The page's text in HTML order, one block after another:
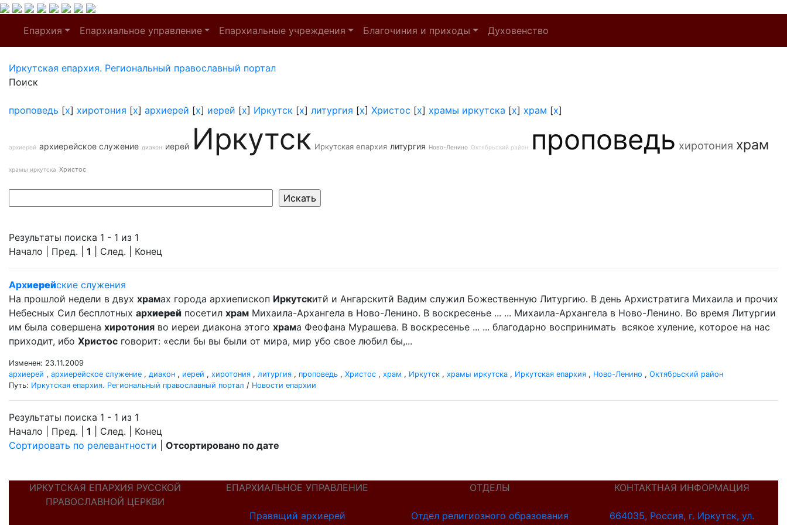
Епархия Епархиальное управление Епархиальные учреждения Благочиния и приходы Духовенство
Иркутская епархия. Региональный православный портал
Поиск
проповедь [x] хиротония [x] архиерей [x] иерей [x] Иркутск [x] литургия [x] Христос [x] храмы иркутска [x] храм [x]
архиерей архиерейское служение диакон иерей Иркутск Иркутская епархия литургия Ново-Ленино Октябрьский район проповедь хиротония храм
храмы иркутска Христос
Результаты поиска 1 - 1 из 1
Начало | Пред. | 1 | След. | Конец
Архиерейские служения
На прошлой недели в двух храмах города архиепископ Иркутскитй и Ангарскитй Вадим служил Божественную Литургию. В день Архистратига Михаила и прочих
Небесных Сил бесплотных архиерей посетил храм Михаила-Архангела в Ново-Ленино. В воскресенье ... ... Михаила-Архангела в Ново-Ленино. Во время Литургии
им была совершена хиротония во иереи диакона этого храма Феофана Мурашева. В воскресенье ... ... благодарно воспринимать всякое хуление, которое на нас
приходит, ибо Христос говорит: «если бы вы были от мира, мир убо свое любил бы,...
Изменен: 23.11.2009
архиерей , архиерейское служение , диакон , иерей , хиротония , литургия , проповедь , Христос , храм , Иркутск , храмы иркутска , Иркутская епархия , Ново-Ленино , Октябрьский район
Путь: Иркутская епархия. Региональный православный портал / Новости епархии
Результаты поиска 1 - 1 из 1
Начало | Пред. | 1 | След. | Конец
Сортировать по релевантности
Отсортировано по дате
ИРКУТСКАЯ ЕПАРХИЯ РУССКОЙ
ПРАВОСЛАВНОЙ ЦЕРКВИ
ЕПАРХИАЛЬНОЕ УПРАВЛЕНИЕ
Правящий архиерей
ОТДЕЛЫ
Отдел религиозного образования
КОНТАКТНАЯ ИНФОРМАЦИЯ
664035, Россия, г. Иркутск, ул.